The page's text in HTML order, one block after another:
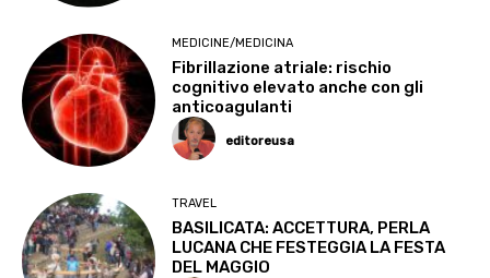
MEDICINE/MEDICINA
Fibrillazione atriale: rischio
cognitivo elevato anche con gli
anticoagulanti
editoreusa
TRAVEL
BASILICATA: ACCETTURA, PERLA
LUCANA CHE FESTEGGIA LA FESTA
DEL MAGGIO